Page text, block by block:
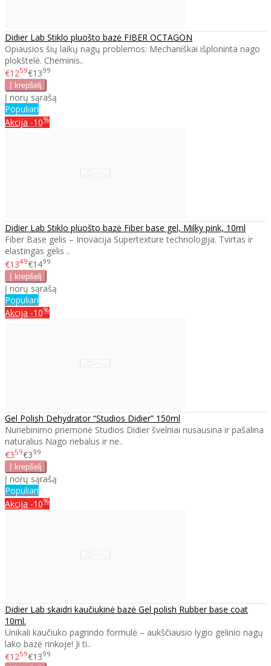
Didier Lab Stiklo pluošto bazė FIBER OCTAGON
Opiausios šių laikų nagų problemos: Mechaniškai išploninta nago
plokštelė. Cheminis..
€1259€1399
Į norų sąrašą
Populiari
Akcija -10%
Didier Lab Stiklo pluošto bazė Fiber base gel, Milky pink, 10ml
Fiber Base gelis – Inovacija Supertexture technologija. Tvirtas ir
elastingas gelis ..
€1349€1499
Į norų sąrašą
Populiari
Akcija -10%
Gel Polish Dehydrator “Studios Didier” 150ml
Nuriebinimo priemonė Studios Didier švelniai nusausina ir pašalina
naturalius Nago riebalus ir ne..
€359€399
Į norų sąrašą
Populiari
Akcija -10%
Didier Lab skaidri kaučiukinė bazė Gel polish Rubber base coat
10ml.
Unikali kaučiuko pagrindo formulė – aukščiausio lygio gelinio nagų
lako bazė rinkoje! Ji ti..
€1259€1399